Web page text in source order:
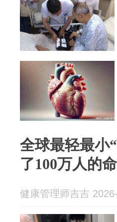
全球最轻最小
了100万人的命
健康管理师吉吉